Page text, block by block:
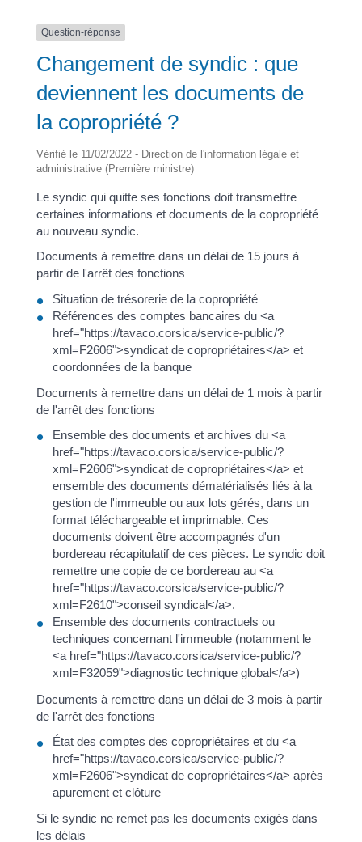
Question-réponse
Changement de syndic : que
deviennent les documents de
la copropriété ?
Vérifié le 11/02/2022 - Direction de l'information légale et
administrative (Première ministre)
Le syndic qui quitte ses fonctions doit transmettre
certaines informations et documents de la copropriété
au nouveau syndic.
Documents à remettre dans un délai de 15 jours à
partir de l'arrêt des fonctions
Situation de trésorerie de la copropriété
Références des comptes bancaires du <a
href="https://tavaco.corsica/service-public/?
xml=F2606">syndicat de copropriétaires</a> et
coordonnées de la banque
Documents à remettre dans un délai de 1 mois à partir
de l'arrêt des fonctions
Ensemble des documents et archives du <a
href="https://tavaco.corsica/service-public/?
xml=F2606">syndicat de copropriétaires</a> et
ensemble des documents dématérialisés liés à la
gestion de l'immeuble ou aux lots gérés, dans un
format téléchargeable et imprimable. Ces
documents doivent être accompagnés d'un
bordereau récapitulatif de ces pièces. Le syndic doit
remettre une copie de ce bordereau au <a
href="https://tavaco.corsica/service-public/?
xml=F2610">conseil syndical</a>.
Ensemble des documents contractuels ou
techniques concernant l'immeuble (notamment le
<a href="https://tavaco.corsica/service-public/?
xml=F32059">diagnostic technique global</a>)
Documents à remettre dans un délai de 3 mois à partir
de l'arrêt des fonctions
État des comptes des copropriétaires et du <a
href="https://tavaco.corsica/service-public/?
xml=F2606">syndicat de copropriétaires</a> après
apurement et clôture
Si le syndic ne remet pas les documents exigés dans
les délais